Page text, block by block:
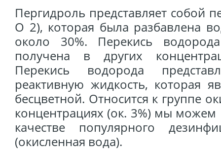
Пергидроль представляет собой
O 2), которая была разбавлена
около 30%. Перекись
получена в других
Перекись водорода
реактивную жидкость, которая
бесцветной. Относится к группе
концентрациях (ок. 3%) мы можем
качестве популярного
(окисленная вода).